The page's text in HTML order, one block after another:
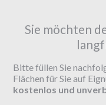
Sie möchten
Bitte füllen Sie
Flächen für Sie auf
kostenlos und